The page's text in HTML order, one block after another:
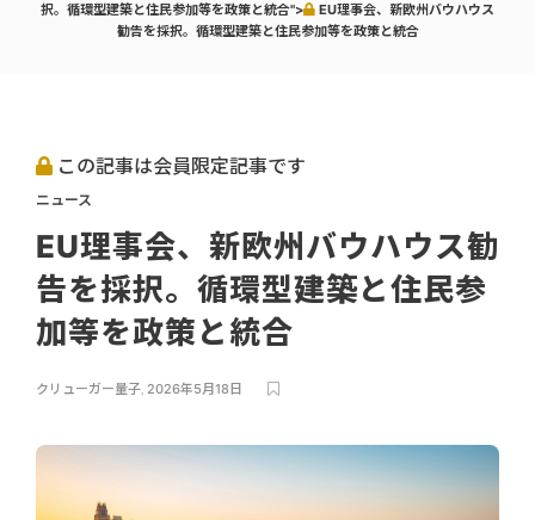
択。循環型建築と住民参加等を政策と統合">
EU理事会、新欧州バウハウス
勧告を採択。循環型建築と住民参加等を政策と統合
この記事は会員限定記事です
ニュース
EU理事会、新欧州バウハウス勧
告を採択。循環型建築と住民参
加等を政策と統合
クリューガー量子, 2026年5月18日